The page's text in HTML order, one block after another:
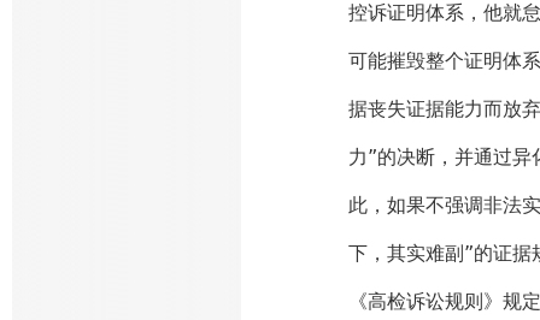
控诉证明体系，他就
可能摧毁整个证明体
据丧失证据能力而放
力”的决断，并通过
此，如果不强调非法
下，其实难副”的证据
《高检诉讼规则》规